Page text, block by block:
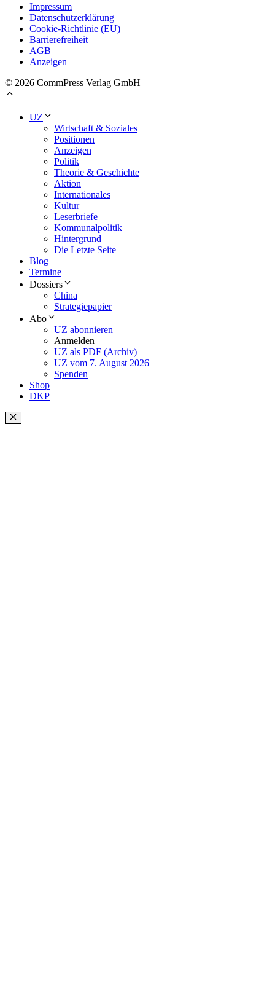
Impressum
Datenschutzerklärung
Cookie-Richtlinie (EU)
Barrierefreiheit
AGB
Anzeigen
© 2026 CommPress Verlag GmbH
UZ
Wirtschaft & Soziales
Positionen
Anzeigen
Politik
Theorie & Geschichte
Aktion
Internationales
Kultur
Leserbriefe
Kommunalpolitik
Hintergrund
Die Letzte Seite
Blog
Termine
Dossiers
China
Strategiepapier
Abo
UZ abonnieren
Anmelden
UZ als PDF (Archiv)
UZ vom 7. August 2026
Spenden
Shop
DKP
Schließen